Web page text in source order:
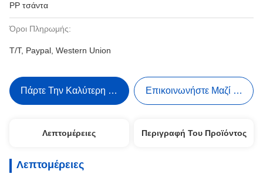
PP τσάντα
Όροι Πληρωμής:
T/T, Paypal, Western Union
Πάρτε Την Καλύτερη Τιμή Επικοινωνήστε Μαζί Μας
Λεπτομέρειες Περιγραφή Του Προϊόντος
Λεπτομέρειες